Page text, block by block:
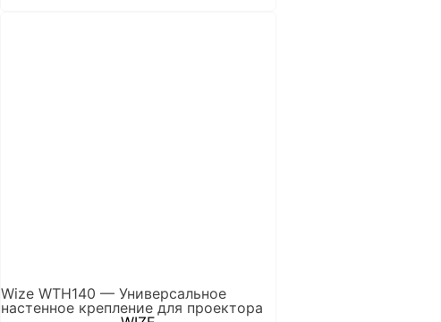
Wize WTH140 — Универсальное
настенное крепление для проектора